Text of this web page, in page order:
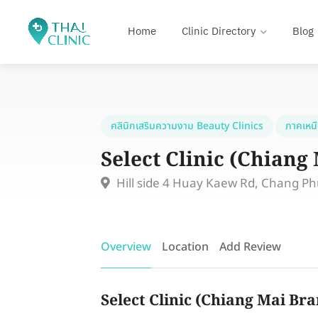
Home Clinic Directory Blog
คลินิกเสริมความงาม Beauty Clinics ภาคเห
Select Clinic
Hill side 4 Huay Kaew Rd, Chang
Overview Location Add Review
Select Clinic (Chiang Mai